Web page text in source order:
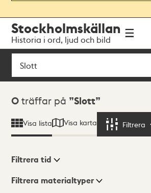
navigationen
huvudinnehållet
Stockholmskällan
Historia i ord, ljud och bild
Sök
Sökresultat
0 träffar på Slott
Visa lista Visa karta Filtrera
Visningsläge
Filtrera tid
Filtrera materialtyper